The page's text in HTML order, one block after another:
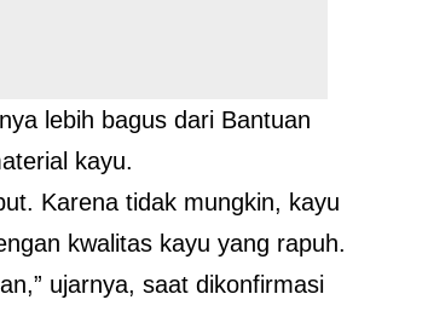
lebih bagus dari Bantuan
kayu.
Karena tidak mungkin, kayu
kwalitas kayu yang rapuh.
ujarnya, saat dikonfirmasi